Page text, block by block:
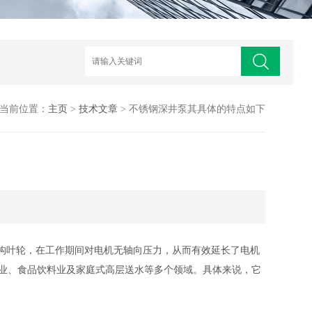
前位置： 主页 > 技术文章> 不锈钢深井泵其具体的特点如下
轮，在工作期间对电机无轴向压力，从而有效延长了电机
食品饮料业及家庭式高层送水等多个领域。具体来说，它